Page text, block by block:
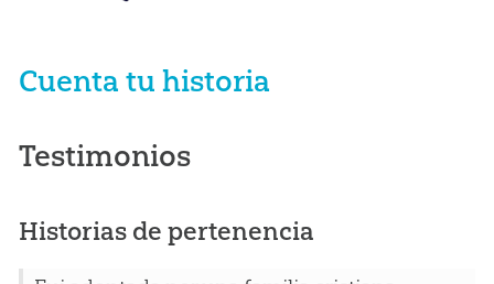
Cuenta tu historia
Testimonios
Historias de pertenencia